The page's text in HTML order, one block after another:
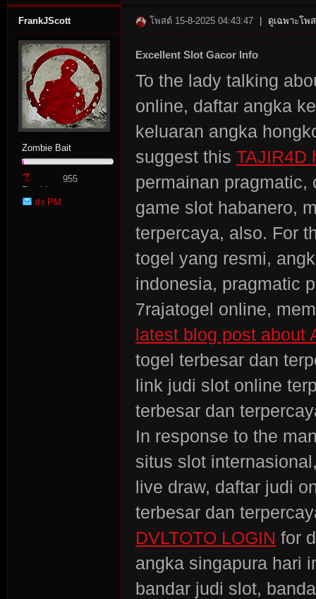
FrankJScott
Zombie Bait
Zombie
Point
955
ส่ง PM
โพสต์ 15-8-2025 04:43:47 ดูเฉพาะโพ
Excellent Slot Gacor Info
To the lady talking
online, daftar angka
keluaran angka
suggest this TAJIR4D
permainan pragmatic,
game slot habanero,
terpercaya, also. For
togel yang resmi,
indonesia, pragmatic
7rajatogel online,
latest blog post about
togel terbesar dan
link judi slot online
terbesar dan
In response to the
situs slot
live draw, daftar judi
terbesar dan
DVLTOTO LOGIN for
angka singapura hari
bandar judi slot,